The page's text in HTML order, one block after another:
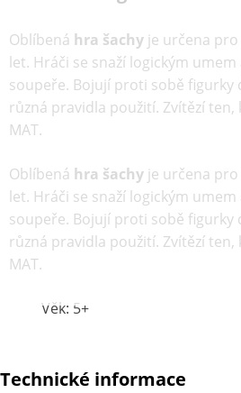
Oblíbená hra šachy je určena
let. Hráči se snaží logickým
soupeře. Bojují proti sobě figurky
různá pravidla použití. Zvítězí
MAT.
Oblíbená hra šachy je určena
let. Hráči se snaží logickým
soupeře. Bojují proti sobě figurky
různá pravidla použití. Zvítězí
MAT.
Věk: 5+
Technické informace